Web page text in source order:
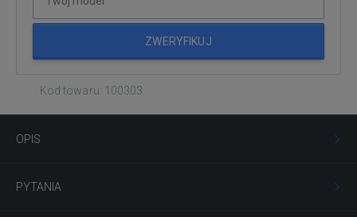
ZWERYFIKUJ
Kod towaru: 100303
OPIS
PYTANIA